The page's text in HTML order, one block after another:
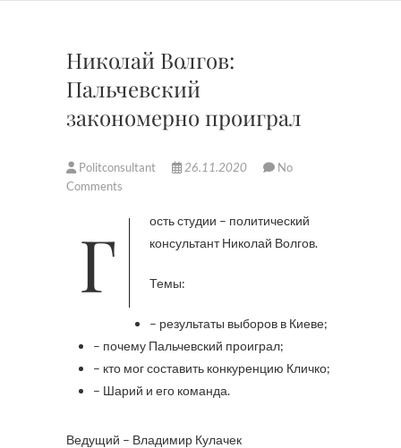
Николай Волгов:
Пальчевский
закономерно проиграл
Politconsultant 26.11.2020
No
Comments
Гость студии – политический консультант Николай Волгов.
Темы:
– результаты выборов в Киеве;
– почему Пальчевский проиграл;
– кто мог составить конкуренцию Кличко;
– Шарий и его команда.
Ведущий – Владимир Кулачек